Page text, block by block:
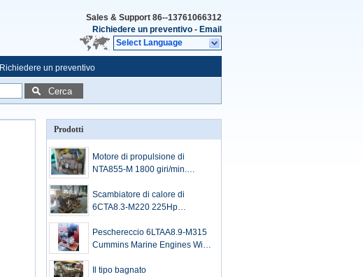
Sales & Support 86--13761066312
Richiedere un preventivo - Email
Select Language
Richiedere un preventivo
Cerca
Prodotti
Motore di propulsione di
NTA855-M 1800 giri/min.
rendimento elevato
Scambiatore di calore di
6CTA8.3-M220 225Hp
Engines & pompa idraulica del
mare
Peschereccio 6LTAA8.9-M315
Cummins Marine Engines With
Il tipo bagnato